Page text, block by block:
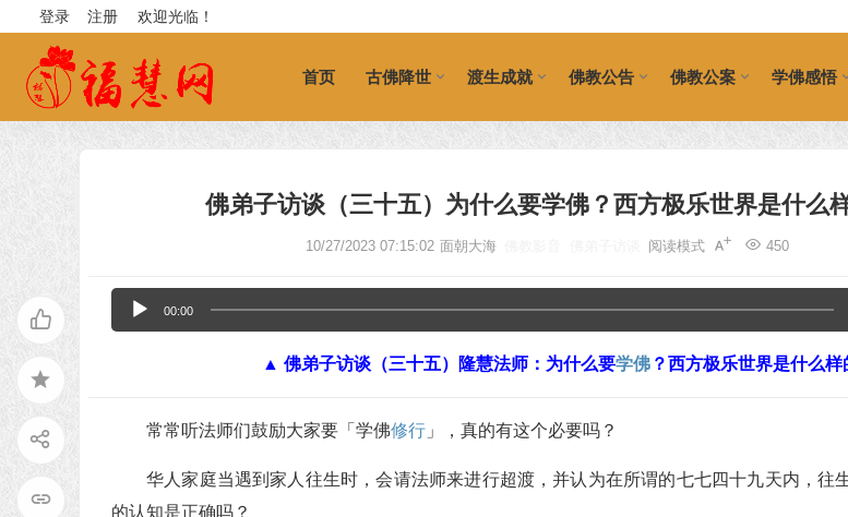
欢迎光临！
登录 注册
首页 古佛降世 渡生成就 佛教公告 佛教公案 学佛感悟
佛弟子访谈（三十五）为什么要学佛？西方极乐世界是什么
10/27/2023 07:15:02 面朝大海 450
阅读模式
频
00:00
▲ 佛弟子访谈（三十五）隆慧法师：为什么要学佛 ？西方极乐世界是什么样
常常听法师们鼓励大家要「学佛修行 」，真的有这个必要吗？
华人家庭当遇到家人往生时，会请法师来进行超渡，并认为在所谓的七七四十九天内，往
的认知是正确吗？